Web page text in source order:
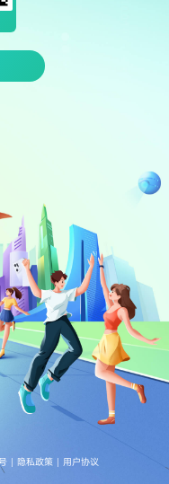
| 隐私政策 | 用户协议